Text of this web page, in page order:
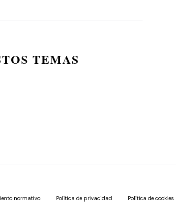
TEMAS
normativo Política de privacidad Política de cookies